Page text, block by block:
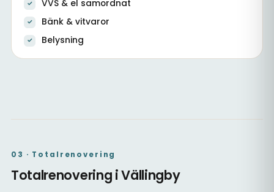
VVS & el samordnat
Bänk & vitvaror
Belysning
Kök med ny stomme & samordnad VVS
03 · Totalrenovering
Totalrenovering i Vällingby